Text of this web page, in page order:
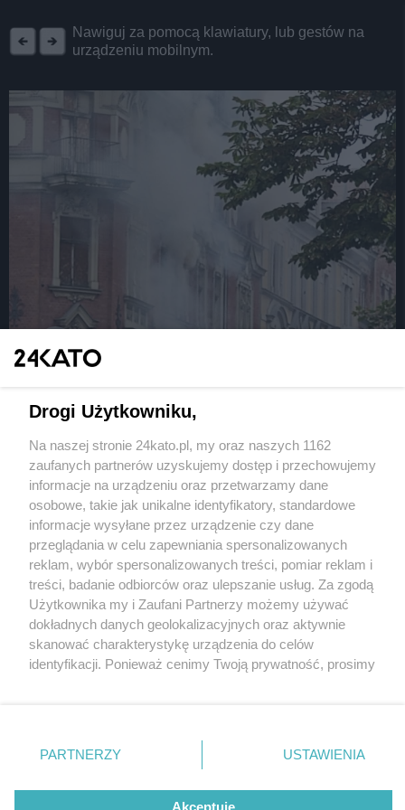
Nawiguj za pomocą klawiatury, lub gestów na
urządzeniu mobilnym.
Katowice. Pożar w kamienicy przy ul. Chopina, w
której zginęli Kmiecikowie. Z pustostanu
Wydawca mediów lokalnych
Nie zapomnij
zapoznać się z:
polityką prywatności regulamin korzystania z portali
Twojemiasto
Piekary Śląskie
Chorzów
Tarnowskie Góry
Gliwice
Skontakuj sięz nami
Kontakt
Wydawca
Redakcja
Drogi Użytkowniku,
Na naszej stronie 24kato.pl, my oraz naszych 1162
zaufanych partnerów uzyskujemy dostęp i przechowujemy
informacje na urządzeniu oraz przetwarzamy dane
osobowe, takie jak unikalne identyfikatory, standardowe
informacje wysyłane przez urządzenie czy dane
przeglądania w celu zapewniania spersonalizowanych
reklam, wybór spersonalizowanych treści, pomiar reklam i
treści, badanie odbiorców oraz ulepszanie usług. Za zgodą
Użytkownika my i Zaufani Partnerzy możemy używać
dokładnych danych geolokalizacyjnych oraz aktywnie
skanować charakterystykę urządzenia do celów
identyfikacji. Ponieważ cenimy Twoją prywatność, prosimy
prywatności znajdujący się w lewym dolnym rogu strony
. Niektóre rodzaje przetwarzania danych nie wymagają
zgody użytkownika, ale masz prawo sprzeciwić się
takiemu przetwarzaniu. Preferencje będą miały
PARTNERZY USTAWIENIA
Akceptuję